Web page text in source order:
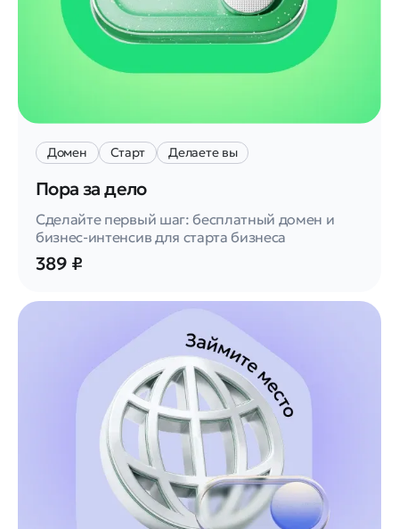
Домен Старт Делаете вы
Пора за дело
Сделайте первый шаг: бесплатный домен и
бизнес-интенсив для старта бизнеса
389 ₽